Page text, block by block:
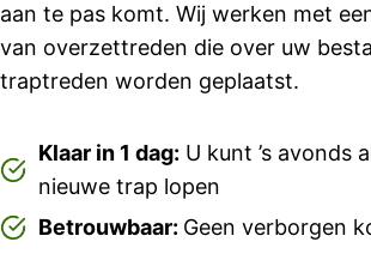
aan te pas komt. Wij werken met
van overzettreden die over uw
traptreden worden geplaatst.
Klaar in 1 dag: U kunt ’s avonds
nieuwe trap lopen
Betrouwbaar: Geen verborgen